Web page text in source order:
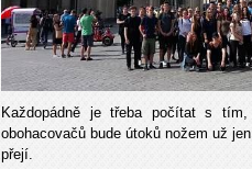
Každopádně je třeba počítat s
obohacovačů bude útoků nožem už
přejí.